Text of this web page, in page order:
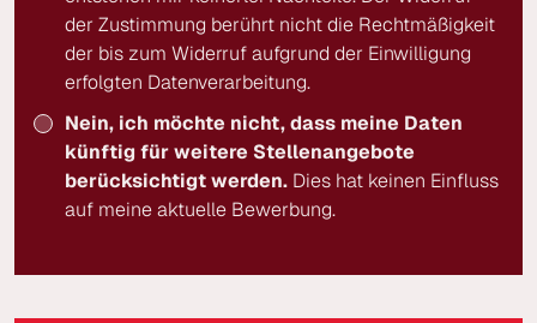
der Zustimmung berührt nicht die Rechtmäßigkeit
der bis zum Widerruf aufgrund der Einwilligung
erfolgten Datenverarbeitung.
Nein, ich möchte nicht, dass meine Daten
künftig für weitere Stellenangebote
berücksichtigt werden. Dies hat keinen Einfluss
auf meine aktuelle Bewerbung.